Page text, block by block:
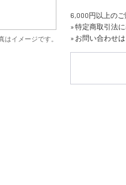
はイメージです。
6,000円以上の
» 特定商取引法
» お問い合わせ